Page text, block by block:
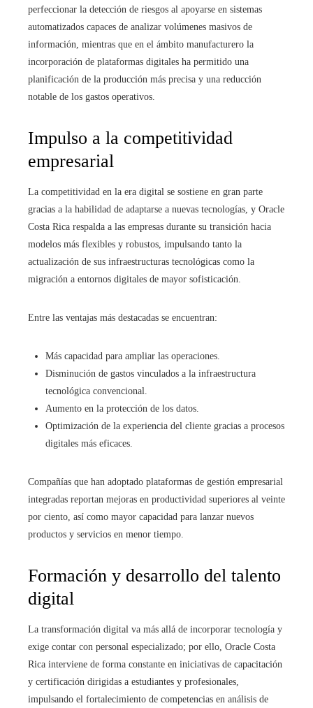
perfeccionar la detección de riesgos al apoyarse en sistemas
automatizados capaces de analizar volúmenes masivos de
información, mientras que en el ámbito manufacturero la
incorporación de plataformas digitales ha permitido una
planificación de la producción más precisa y una reducción
notable de los gastos operativos.
Impulso a la competitividad
empresarial
La competitividad en la era digital se sostiene en gran parte
gracias a la habilidad de adaptarse a nuevas tecnologías, y Oracle
Costa Rica respalda a las empresas durante su transición hacia
modelos más flexibles y robustos, impulsando tanto la
actualización de sus infraestructuras tecnológicas como la
migración a entornos digitales de mayor sofisticación.
Entre las ventajas más destacadas se encuentran:
Más capacidad para ampliar las operaciones.
Disminución de gastos vinculados a la infraestructura
tecnológica convencional.
Aumento en la protección de los datos.
Optimización de la experiencia del cliente gracias a procesos
digitales más eficaces.
Compañías que han adoptado plataformas de gestión empresarial
integradas reportan mejoras en productividad superiores al veinte
por ciento, así como mayor capacidad para lanzar nuevos
productos y servicios en menor tiempo.
Formación y desarrollo del talento
digital
La transformación digital va más allá de incorporar tecnología y
exige contar con personal especializado; por ello, Oracle Costa
Rica interviene de forma constante en iniciativas de capacitación
y certificación dirigidas a estudiantes y profesionales,
impulsando el fortalecimiento de competencias en análisis de